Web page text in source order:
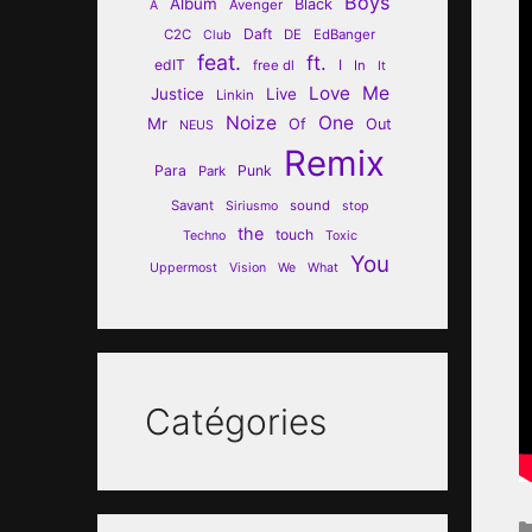
A Avenger Black
C2C Club Daft DE EdBanger
edIT feat. free dl ft. I In It
Justice Linkin Live Love Me
Mr NEUS Noize Of One Out
Para Park Punk Remix
Savant Siriusmo sound
stop
Techno
the touch Toxic
Uppermost Vision We What You
Catégories